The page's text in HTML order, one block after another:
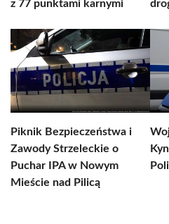
z 77 punktami karnymi
Piknik Bezpieczeństwa i
Zawody Strzeleckie o
Puchar IPA w Nowym
Mieście nad Pilicą